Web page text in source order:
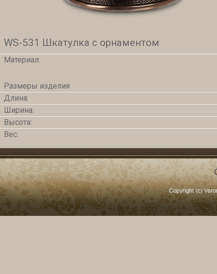
WS-531 Шкатулка с орнаментом
Материал:
Размеры изделия
Длина:
Ширина:
Высота:
Вес: